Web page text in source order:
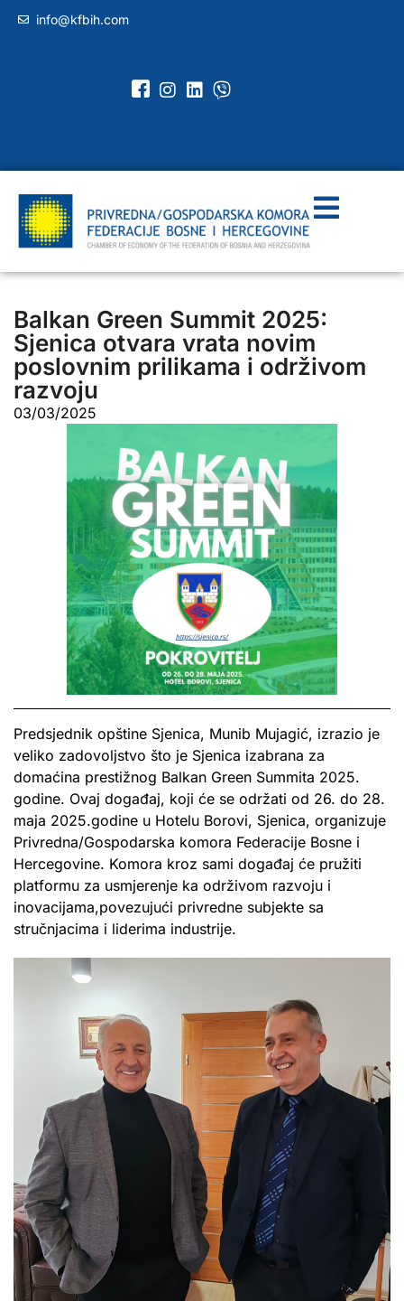
info@kfbih.com
Balkan Green Summit 2025:
Sjenica otvara vrata novim
poslovnim prilikama i održivom
razvoju
03/03/2025
Predsjednik opštine Sjenica, Munib Mujagić, izrazio je
veliko zadovoljstvo što je Sjenica izabrana za
domaćina prestižnog Balkan Green Summita 2025.
godine. Ovaj događaj, koji će se održati od 26. do 28.
maja 2025.godine u Hotelu Borovi, Sjenica, organizuje
Privredna/Gospodarska komora Federacije Bosne i
Hercegovine. Komora kroz sami događaj će pružiti
platformu za usmjerenje ka održivom razvoju i
inovacijama,povezujući privredne subjekte sa
stručnjacima i liderima industrije.